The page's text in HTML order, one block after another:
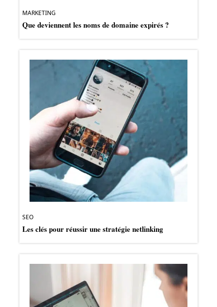
MARKETING
Que deviennent les noms de domaine expirés ?
SEO
Les clés pour réussir une stratégie netlinking